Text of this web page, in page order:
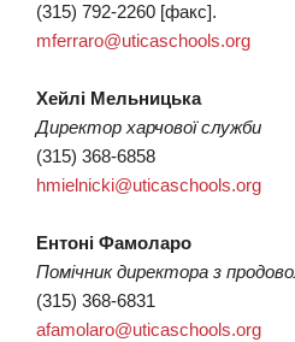
(315) 792-2260 [факс].
mferraro@uticaschools.org
Хейлі Мельницька
Директор харчової служби
(315) 368-6858
hmielnicki@uticaschools.org
Ентоні Фамоларо
Помічник директора з
(315) 368-6831
afamolaro@uticaschools.org